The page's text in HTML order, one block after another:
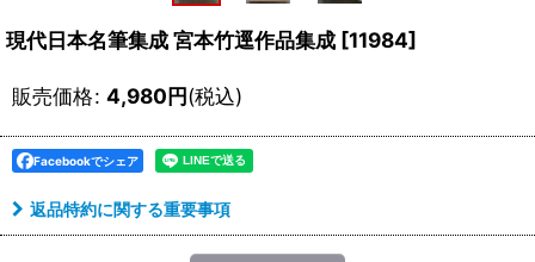
現代日本名筆集成 宮本竹逕作品集成 [11984]
販売価格: 4,980円(税込)
Facebookでシェア
返品特約に関する重要事項